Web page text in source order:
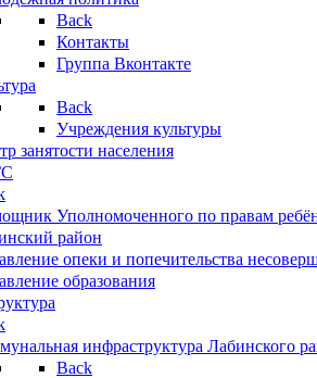
Back
Контакты
Группа Вконтакте
Back
Учреждения культуры
занятости населения
Уполномоченного по правам
район
опеки и попечительства
образования
инфраструктура Лабинского
Back